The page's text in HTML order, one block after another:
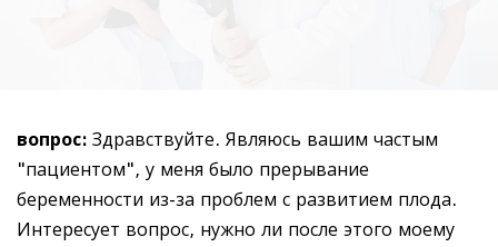
вопрос: Здравствуйте. Являюсь вашим частым
"пациентом", у меня было прерывание
беременности из-за проблем с развитием плода.
Интересует вопрос, нужно ли после этого моему